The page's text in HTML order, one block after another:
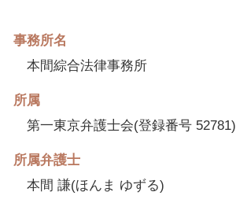
事務所名
本間綜合法律事務所
所属
第一東京弁護士会(登録番号 52781)
所属弁護士
本間 謙(ほんま ゆずる)